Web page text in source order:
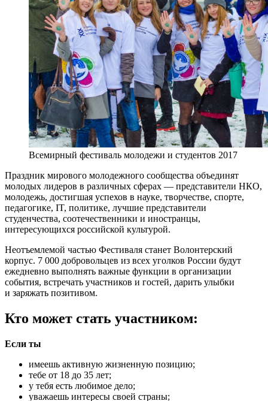
Всемирный фестиваль молодежи и студентов 2017
Праздник мирового молодежного сообщества объединят
молодых лидеров в различных сферах — представители НКО,
молодежь, достигшая успехов в науке, творчестве, спорте,
педагогике, IT, политике, лучшие представители
студенчества, соотечественники и иностранцы,
интересующихся российской культурой.
Неотъемлемой частью Фестиваля станет Волонтерский
корпус. 7 000 добровольцев из всех уголков России будут
ежедневно выполнять важные функции в организации
события, встречать участников и гостей, дарить улыбки
и заряжать позитивом.
Кто может стать участником:
Если ты
имеешь активную жизненную позицию;
тебе от 18 до 35 лет;
у тебя есть любимое дело;
уважаешь интересы своей страны;